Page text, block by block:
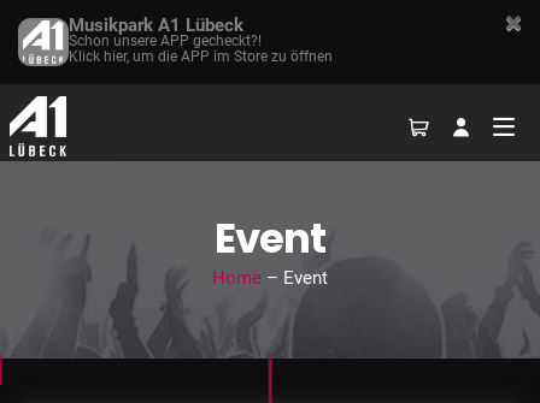
Event
Home – Event
Musikpark A1 Lübeck
Schon unsere APP gecheckt?!
Klick hier, um die APP im Store zu öffnen